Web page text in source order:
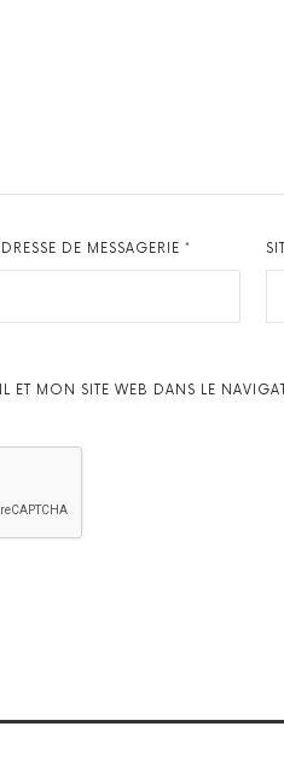
DE MESSAGERIE*
ET MON SITE WEB DANS LE